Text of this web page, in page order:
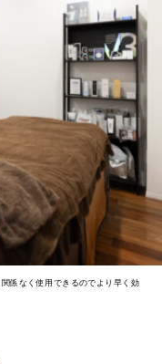
係なく使用できるのでより早く効
様の声